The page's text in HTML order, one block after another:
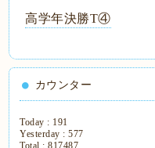
高学年決勝T④
カウンター
Today : 191
Yesterday :577
Total :817487